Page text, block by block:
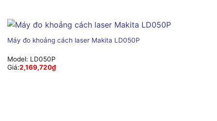
Máy đo khoảng cách laser Makita LD050P
Model: LD050P
Giá:2,169,720₫